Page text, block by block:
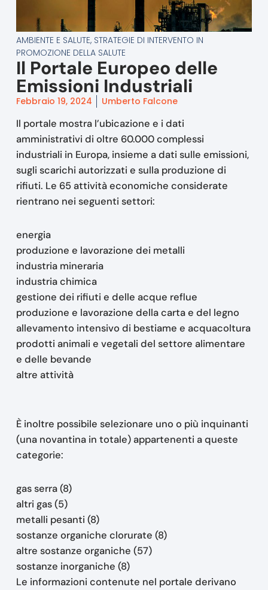
AMBIENTE E SALUTE, STRATEGIE DI INTERVENTO IN
PROMOZIONE DELLA SALUTE
Il Portale Europeo delle
Emissioni Industriali
Febbraio 19, 2024 Umberto Falcone
Il portale mostra l’ubicazione e i dati
amministrativi di oltre 60.000 complessi
industriali in Europa, insieme a dati sulle emissioni,
sugli scarichi autorizzati e sulla produzione di
rifiuti. Le 65 attività economiche considerate
rientrano nei seguenti settori:
energia
produzione e lavorazione dei metalli
industria mineraria
industria chimica
gestione dei rifiuti e delle acque reflue
produzione e lavorazione della carta e del legno
allevamento intensivo di bestiame e acquacoltura
prodotti animali e vegetali del settore alimentare
e delle bevande
altre attività
È inoltre possibile selezionare uno o più inquinanti
(una novantina in totale) appartenenti a queste
categorie:
gas serra (8)
altri gas (5)
metalli pesanti (8)
sostanze organiche clorurate (8)
altre sostanze organiche (57)
sostanze inorganiche (8)
Le informazioni contenute nel portale derivano